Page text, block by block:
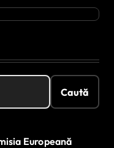
Caută
Europeană